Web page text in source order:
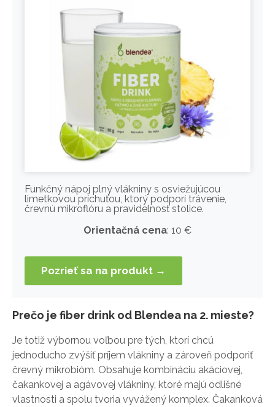
Funkčný nápoj plný vlákniny s osviežujúcou
limetkovou príchuťou, ktorý podporí trávenie,
črevnú mikroflóru a pravidelnosť stolice.
Orientačná cena: 10 €
Pozrieť sa na produkt →
Prečo je fiber drink od Blendea na 2. mieste?
Je totiž výbornou voľbou pre tých, ktorí chcú
jednoducho zvýšiť príjem vlákniny a zároveň podporiť
črevný mikrobióm. Obsahuje kombináciu akáciovej,
čakankovej a agávovej vlákniny, ktoré majú odlišné
vlastnosti a spolu tvoria vyvážený komplex. Čakanková